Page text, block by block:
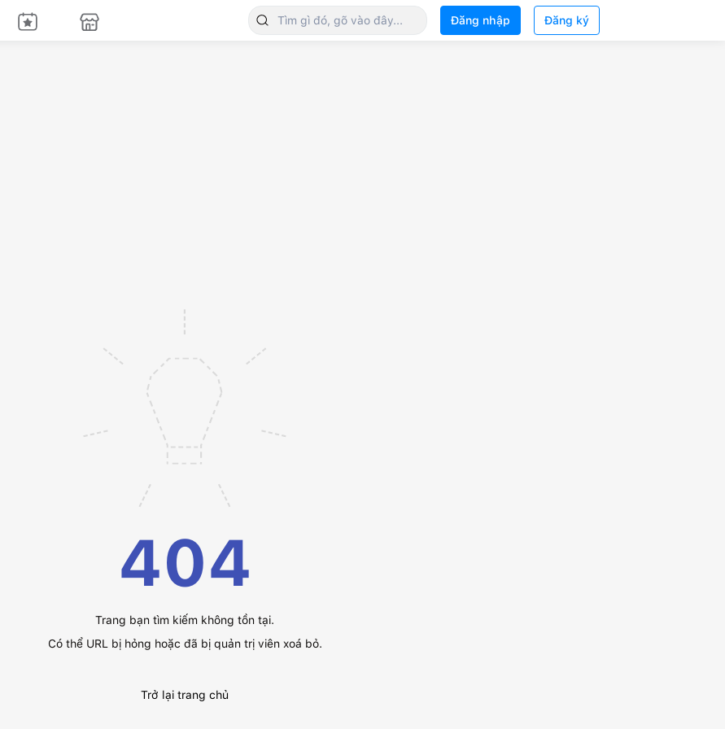
Đăng nhập Đăng ký
404
Trang bạn tìm kiếm không tồn tại.
Có thể URL bị hỏng hoặc đã bị quản trị viên xoá bỏ.
Trở lại trang chủ